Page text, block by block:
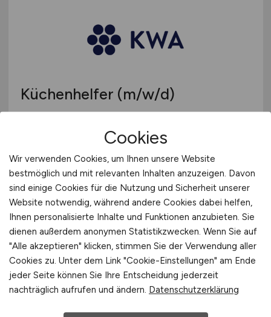
Küchenhelfer (m/w/d)
Bad Griesbach im Rottal
Cookies
Wir verwenden Cookies, um Ihnen unsere Website
bestmöglich und mit relevanten Inhalten anzuzeigen. Davon
sind einige Cookies für die Nutzung und Sicherheit unserer
Website notwendig, während andere Cookies dabei helfen,
Ihnen personalisierte Inhalte und Funktionen anzubieten. Sie
dienen außerdem anonymen Statistikzwecken. Wenn Sie auf
"Alle akzeptieren" klicken, stimmen Sie der Verwendung aller
Cookies zu. Unter dem Link "Cookie-Einstellungen" am Ende
jeder Seite können Sie Ihre Entscheidung jederzeit
nachträglich aufrufen und ändern. Datenschutzerklärung